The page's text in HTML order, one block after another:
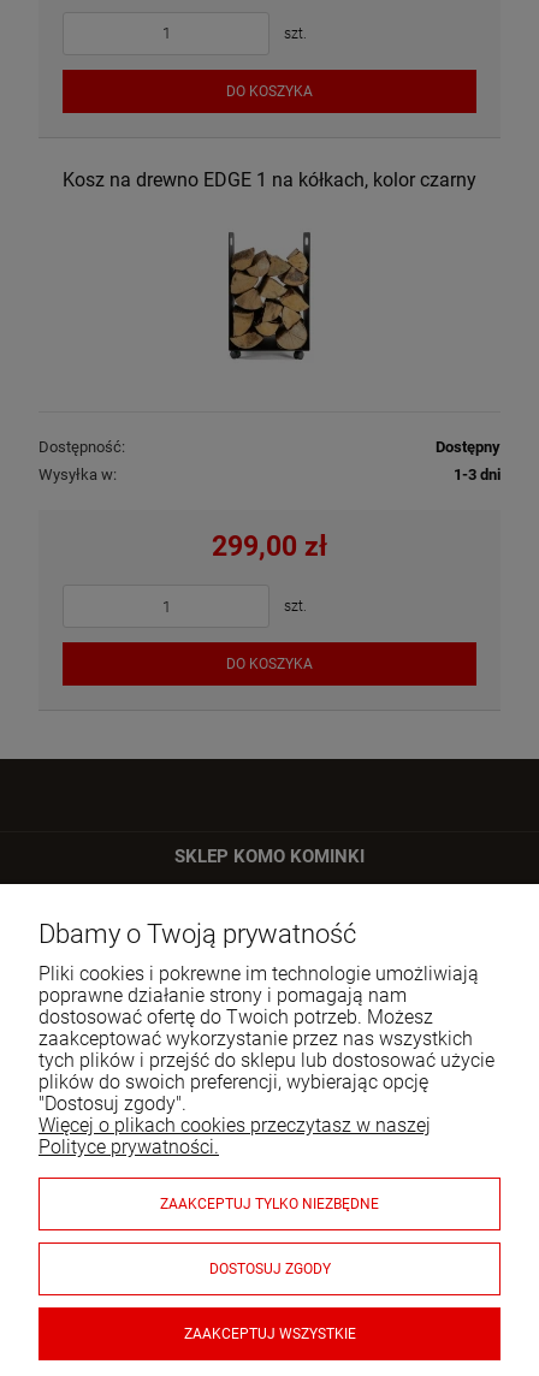
szt.
DO KOSZYKA
Kosz na drewno EDGE 1 na kółkach, kolor czarny
Dostępność:
Dostępny
Wysyłka w:
1-3 dni
299,00 zł
szt.
DO KOSZYKA
SKLEP KOMO KOMINKI
00-716 Warszawa
Tel.:
22 651 09 06
E-mail: sklep@komo.pl
Moje konto
Pomoc
Informacje
Płatności i dostawa
Dbamy o Twoją prywatność
Pliki cookies i pokrewne im technologie umożliwiają
poprawne działanie strony i pomagają nam
dostosować ofertę do Twoich potrzeb. Możesz
zaakceptować wykorzystanie przez nas wszystkich
tych plików i przejść do sklepu lub dostosować użycie
plików do swoich preferencji, wybierając opcję
"Dostosuj zgody".
Więcej o plikach cookies przeczytasz w naszej
Polityce prywatności.
ZAAKCEPTUJ TYLKO NIEZBĘDNE
DOSTOSUJ ZGODY
ZAAKCEPTUJ WSZYSTKIE